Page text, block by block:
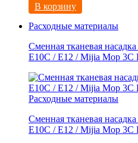
В корзину
Расходные материалы
Сменная тканевая
E10C / E12 / Mijia Mop 3С
Расходные материалы
Сменная тканевая
E10C / E12 / Mijia Mop 3С